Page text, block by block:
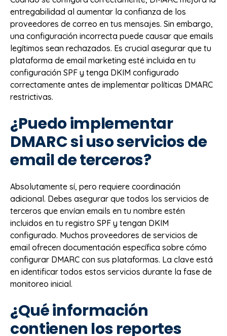
entregabilidad al aumentar la confianza de los
proveedores de correo en tus mensajes. Sin embargo,
una configuración incorrecta puede causar que emails
legítimos sean rechazados. Es crucial asegurar que tu
plataforma de email marketing esté incluida en tu
configuración SPF y tenga DKIM configurado
correctamente antes de implementar políticas DMARC
restrictivas.
¿Puedo implementar
DMARC si uso servicios de
email de terceros?
Absolutamente sí, pero requiere coordinación
adicional. Debes asegurar que todos los servicios de
terceros que envían emails en tu nombre estén
incluidos en tu registro SPF y tengan DKIM
configurado. Muchos proveedores de servicios de
email ofrecen documentación específica sobre cómo
configurar DMARC con sus plataformas. La clave está
en identificar todos estos servicios durante la fase de
monitoreo inicial.
¿Qué información
contienen los reportes